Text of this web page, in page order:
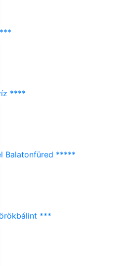
****
Balatonfüred *****
***